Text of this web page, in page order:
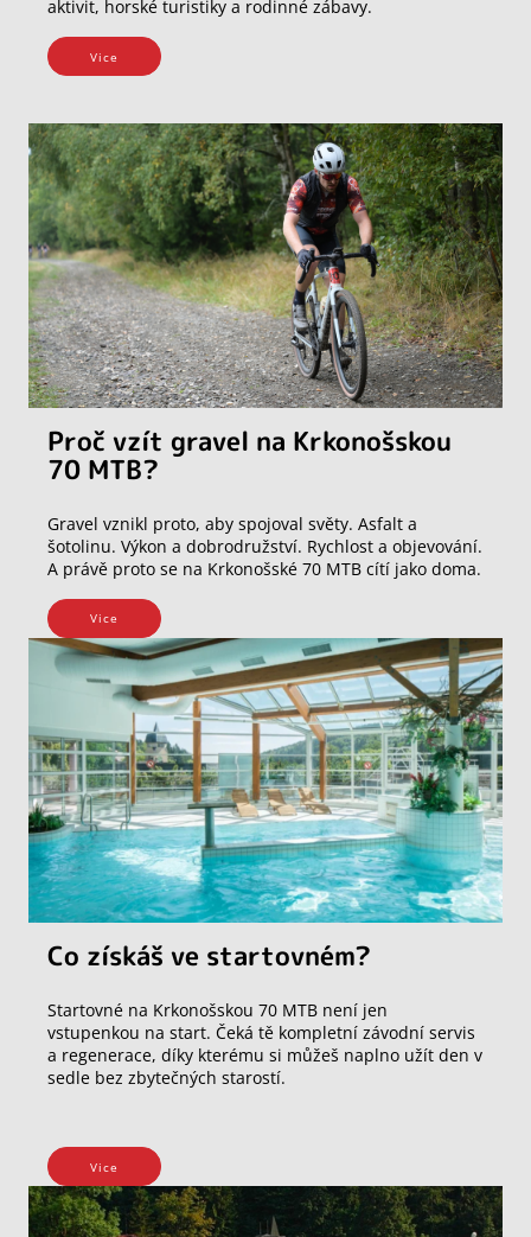
aktivit, horské turistiky a rodinné zábavy.
Vice
Proč vzít gravel na Krkonošskou
70 MTB?
Gravel vznikl proto, aby spojoval světy. Asfalt a
šotolinu. Výkon a dobrodružství. Rychlost a objevování.
A právě proto se na Krkonošské 70 MTB cítí jako doma.
Vice
Co získáš ve startovném?
Startovné na Krkonošskou 70 MTB není jen
vstupenkou na start. Čeká tě kompletní závodní servis
a regenerace, díky kterému si můžeš naplno užít den v
sedle bez zbytečných starostí.
Vice